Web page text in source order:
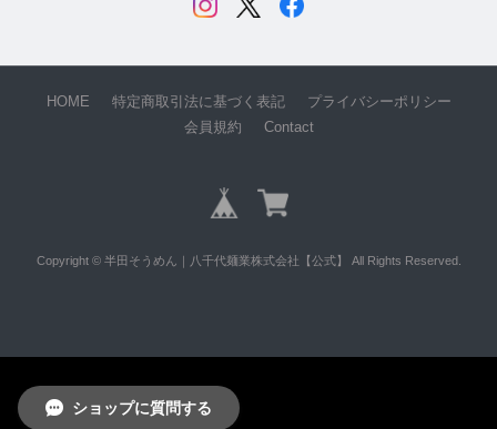
HOME 特定商取引法に基づく表記
プライバシーポリシー
会員規約
Contact
Copyright © 半田そうめん｜八千代麺業株式会社【公式】 All Rights Reserved.
ショップに質問する